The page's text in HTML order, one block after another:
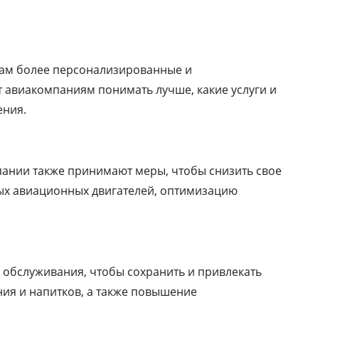
более персонализированные и
понимать лучше, какие услуги и
также принимают меры, чтобы снизить свое
авиационных двигателей, оптимизацию
чтобы сохранить и привлекать
и напитков, а также повышение